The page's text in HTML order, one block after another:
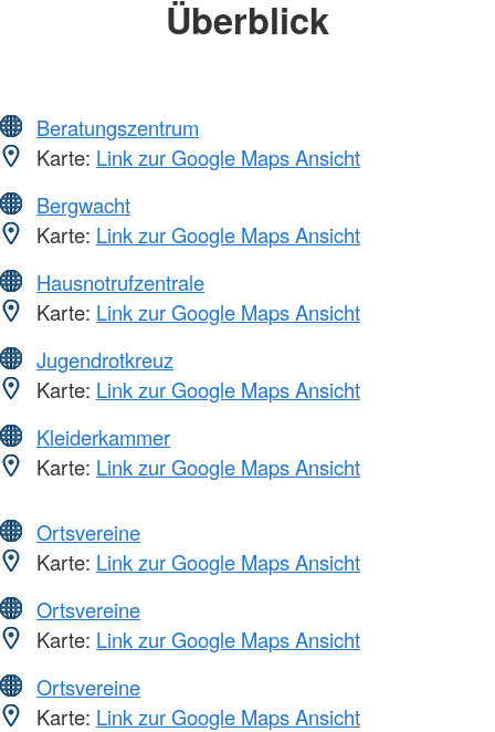
Überblick
Beratungszentrum
Karte: Link zur Google Maps Ansicht
Bergwacht
Karte: Link zur Google Maps Ansicht
Hausnotrufzentrale
Karte: Link zur Google Maps Ansicht
Jugendrotkreuz
Karte: Link zur Google Maps Ansicht
Kleiderkammer
Karte: Link zur Google Maps Ansicht
Ortsvereine
Karte: Link zur Google Maps Ansicht
Ortsvereine
Karte: Link zur Google Maps Ansicht
Ortsvereine
Karte: Link zur Google Maps Ansicht